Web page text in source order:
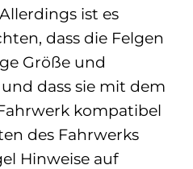
ist es
dass die Felgen
Größe und
dass sie mit dem
kompatibel
des Fahrwerks
Hinweise auf